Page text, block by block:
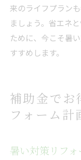
来のライフプラン
ましょう。省エネ
ために、今こそ暑
すすめします。
補助金でお
フォーム計
暑い対策リフ